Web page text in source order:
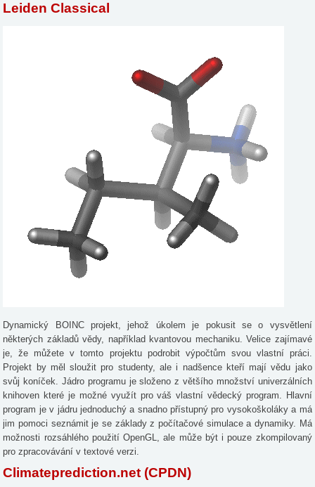
Leiden Classical
Dynamický BOINC projekt, jehož úkolem je pokusit se o vysvětlení
některých základů vědy, například kvantovou mechaniku. Velice zajímavé
je, že můžete v tomto projektu podrobit výpočtům svou vlastní práci.
Projekt by měl sloužit pro studenty, ale i nadšence kteří mají vědu jako
svůj koníček. Jádro programu je složeno z většího množství univerzálních
knihoven které je možné využít pro váš vlastní vědecký program. Hlavní
program je v jádru jednoduchý a snadno přístupný pro vysokoškoláky a má
jim pomoci seznámit je se základy z počítačové simulace a dynamiky. Má
možnosti rozsáhlého použití OpenGL, ale může být i pouze zkompilovaný
pro zpracovávání v textové verzi.
Climateprediction.net (CPDN)